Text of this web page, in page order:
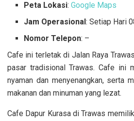
Peta Lokasi:Google Maps
Jam Operasional: Setiap Hari
Nomor Telepon: –
Cafe ini terletak di Jalan Raya
pasar tradisional Trawas. Cafe ini
nyaman dan menyenangkan, serta
makanan dan minuman yang lezat.
Cafe Dapur Kurasa di Trawas